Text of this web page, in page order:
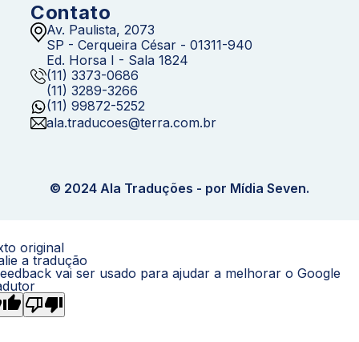
Contato
Av. Paulista, 2073
SP - Cerqueira César - 01311-940
Ed. Horsa I - Sala 1824
(11) 3373-0686
(11) 3289-3266
(11) 99872-5252
ala.traducoes@terra.com.br
© 2024 Ala Traduções - por Mídia Seven.
original
a tradução
vai ser usado para ajudar a melhorar o Google